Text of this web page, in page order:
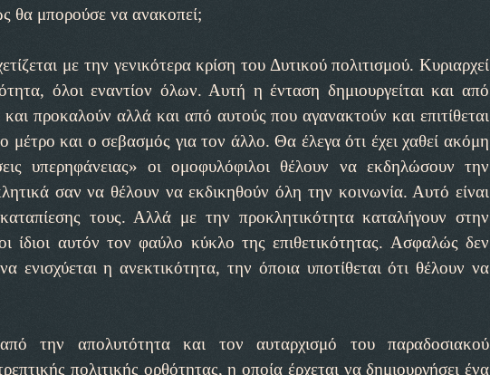
θα μπορούσε να ανακοπεί;
με την γενικότερα κρίση του Δυτικού πολιτισμού. Κυριαρχεί
όλοι εναντίον όλων. Αυτή η ένταση δημιουργείται και από
προκαλούν αλλά και από αυτούς που αγανακτούν και επιτίθεται
μέτρο και ο σεβασμός για τον άλλο. Θα έλεγα ότι έχει χαθεί ακόμη
υπερηφάνειας» οι ομοφυλόφιλοι θέλουν να εκδηλώσουν την
σαν να θέλουν να εκδικηθούν όλη την κοινωνία. Αυτό είναι
τους. Αλλά με την προκλητικότητα καταλήγουν στην
ίδιοι αυτόν τον φαύλο κύκλο της επιθετικότητας. Ασφαλώς δεν
ενισχύεται η ανεκτικότητα, την όποια υποτίθεται ότι θέλουν να
την απολυτότητα και τον αυταρχισμό του παραδοσιακού
πολιτικής ορθότητας, η οποία έρχεται να δημιουργήσει ένα